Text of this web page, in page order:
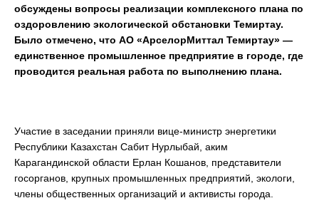
обсуждены вопросы реализации комплексного плана по
оздоровлению экологической обстановки Темиртау.
Было отмечено, что АО «АрселорМиттал Темиртау» —
единственное промышленное предприятие в городе, где
проводится реальная работа по выполнению плана.
Участие в заседании приняли вице-министр энергетики
Республики Казахстан Сабит Нурлыбай, аким
Карагандинской области Ерлан Кошанов, представители
госорганов, крупных промышленных предприятий, экологи,
члены общественных организаций и активисты города.